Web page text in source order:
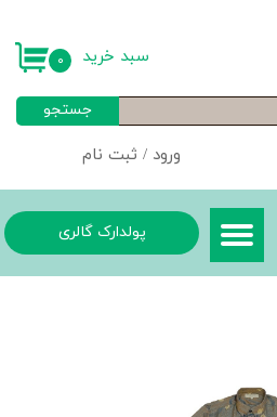
ورود / ثبت نام
جستجو
۰ سبد خرید
پولدارک گالری